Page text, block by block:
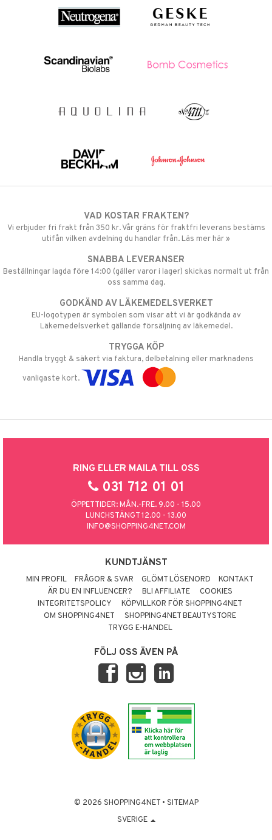
VAD KOSTAR FRAKTEN?
Vi erbjuder fri frakt från 350 kr. Vår gräns för fraktfri leverans bestäms
utifån vilken avdelning du handlar från. Läs mer här »
SNABBA LEVERANSER
Beställningar lagda före 14:00 (gäller varor i lager) skickas normalt ut från
oss samma dag.
GODKÄND AV LÄKEMEDELSVERKET
EU-logotypen är symbolen som visar att vi är godkända av
Läkemedelsverket gällande försäljning av läkemedel.
TRYGGA KÖP
Handla tryggt & säkert via faktura, delbetalning eller marknadens
vanligaste kort.
RING ELLER MAILA TILL OSS
031 712 01 01
ÖPPETTIDER: MÅN.-FRE. 9.00 - 15.00
LUNCHSTÄNGT 12.00 - 13.00
INFO@SHOPPING4NET.COM
KUNDTJÄNST
MIN PROFIL FRÅGOR & SVAR GLÖMT LÖSENORD
KONTAKT
ÄR DU EN INFLUENCER?
BLI AFFILIATE
COOKIES
INTEGRITETSPOLICY
KÖPVILLKOR FÖR SHOPPING4NET
OM SHOPPING4NET
SHOPPING4NET BEAUTYSTORE
TRYGG E-HANDEL
FÖLJ OSS ÄVEN PÅ
© 2026 SHOPPING4NET • SITEMAP
SVERIGE